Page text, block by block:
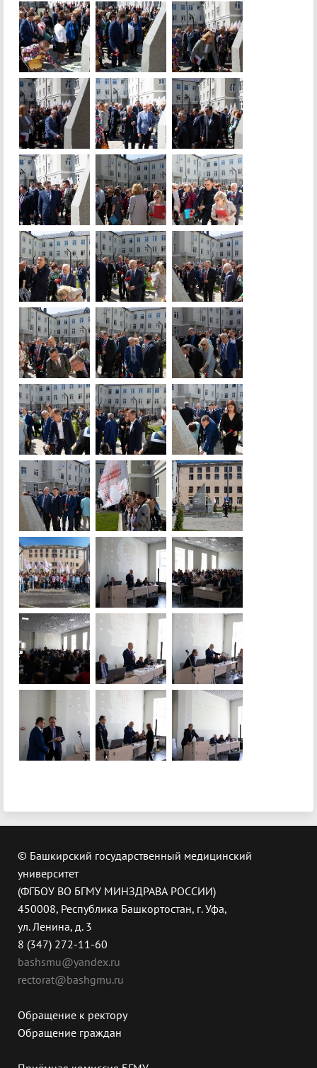
© Башкирский государственный медицинский
университет
(ФГБОУ ВО БГМУ МИНЗДРАВА РОССИИ)
450008, Республика Башкортостан, г. Уфа,
ул. Ленина, д. 3
8 (347) 272-11-60
bashsmu@yandex.ru
rectorat@bashgmu.ru
Обращение к ректору
Обращение граждан